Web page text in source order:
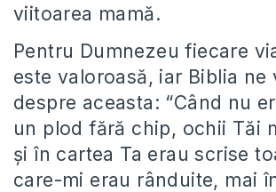
viitoarea mamă.
Pentru Dumnezeu fiecare
este valoroasă, iar Biblia ne
despre aceasta: “Când nu
un plod fără chip, ochii Tăi
şi în cartea Ta erau scrise
care-mi erau rânduite, mai